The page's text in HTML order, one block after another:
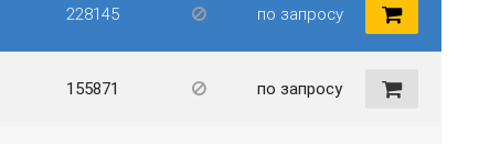
228145 по запросу
155871 по запросу